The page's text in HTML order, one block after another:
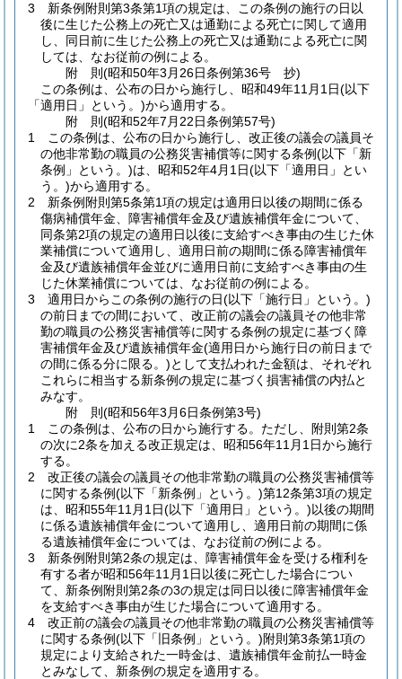
3
新条例附則第3条第1項の規定は、この条例の施行の日以
後に生じた公務上の死亡又は通勤による死亡に関して適用
し、同日前に生じた公務上の死亡又は通勤による死亡に関
しては、なお従前の例による。
附 則(昭和50年3月26日条例第36号 抄)
この条例は、公布の日から施行し、昭和49年11月1日(以下
「適用日」という。)から適用する。
附 則(昭和52年7月22日条例第57号)
1
この条例は、公布の日から施行し、改正後の議会の議員そ
の他非常勤の職員の公務災害補償等に関する条例(以下「新
条例」という。)は、昭和52年4月1日(以下「適用日」とい
う。)から適用する。
2
新条例附則第5条第1項の規定は適用日以後の期間に係る
傷病補償年金、障害補償年金及び遺族補償年金について、
同条第2項の規定の適用日以後に支給すべき事由の生じた休
業補償について適用し、適用日前の期間に係る障害補償年
金及び遺族補償年金並びに適用日前に支給すべき事由の生
じた休業補償については、なお従前の例による。
3
適用日からこの条例の施行の日(以下「施行日」という。)
の前日までの間において、改正前の議会の議員その他非常
勤の職員の公務災害補償等に関する条例の規定に基づく障
害補償年金及び遺族補償年金(適用日から施行日の前日まで
の間に係る分に限る。)として支払われた金額は、それぞれ
これらに相当する新条例の規定に基づく損害補償の内払と
みなす。
附 則(昭和56年3月6日条例第3号)
1
この条例は、公布の日から施行する。 ただし、附則第2条
の次に2条を加える改正規定は、昭和56年11月1日から施行
する。
2
改正後の議会の議員その他非常勤の職員の公務災害補償等
に関する条例(以下「新条例」という。)第12条第3項の規定
は、昭和55年11月1日(以下「適用日」という。)以後の期間
に係る遺族補償年金について適用し、適用日前の期間に係
る遺族補償年金については、なお従前の例による。
3
新条例附則第2条の規定は、障害補償年金を受ける権利を
有する者が昭和56年11月1日以後に死亡した場合につい
て、新条例附則第2条の3の規定は同日以後に障害補償年金
を支給すべき事由が生じた場合について適用する。
4
改正前の議会の議員その他非常勤の職員の公務災害補償等
に関する条例(以下「旧条例」という。)附則第3条第1項の
規定により支給された一時金は、遺族補償年金前払一時金
とみなして、新条例の規定を適用する。